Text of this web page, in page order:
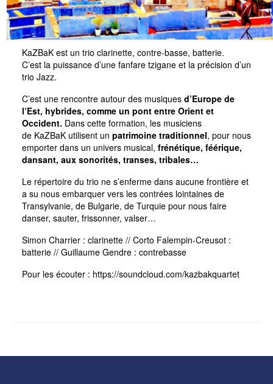
KaZBaK est un trio clarinette, contre-basse, batterie.
C’est la puissance d’une fanfare tzigane et la précision d’un
trio Jazz.
C’est une rencontre autour des musiques d’Europe de
l’Est, hybrides, comme un pont entre Orient et
Occident. Dans cette formation, les musiciens
de KaZBaK utilisent un patrimoine traditionnel, pour nous
emporter dans un univers musical, frénétique, féérique,
dansant, aux sonorités, transes, tribales…
Le répertoire du trio ne s’enferme dans aucune frontière et
a su nous embarquer vers les contrées lointaines de
Transylvanie, de Bulgarie, de Turquie pour nous faire
danser, sauter, frissonner, valser…
Simon Charrier : clarinette // Corto Falempin-Creusot :
batterie // Guillaume Gendre : contrebasse
Pour les écouter : https://soundcloud.com/kazbakquartet